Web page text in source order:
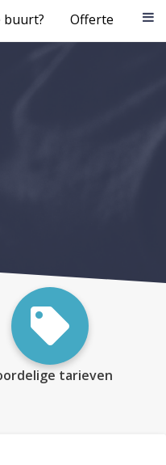
buurt? Offerte
tarieven